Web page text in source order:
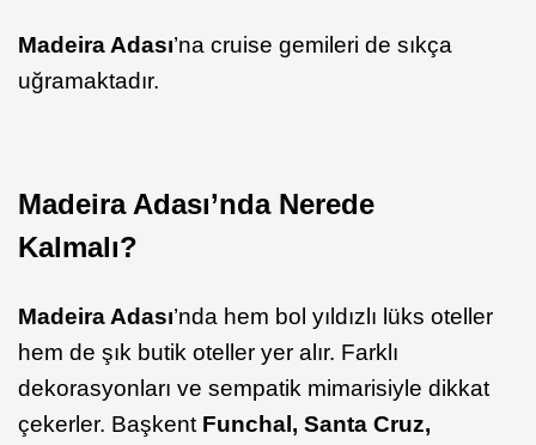
Madeira Adası’na cruise gemileri de sıkça
uğramaktadır.
Madeira Adası’nda Nerede
Kalmalı?
Madeira Adası’nda hem bol yıldızlı lüks oteller
hem de şık butik oteller yer alır. Farklı
dekorasyonları ve sempatik mimarisiyle dikkat
çekerler. Başkent Funchal, Santa Cruz,